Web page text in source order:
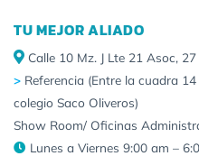
TU MEJOR ALIADO
Calle 10 Mz. J Lte 21 Asoc,
> Referencia (Entre la cuadra
colegio Saco Oliveros)
Show Room/ Oficinas
Lunes a Viernes 9:00 am –